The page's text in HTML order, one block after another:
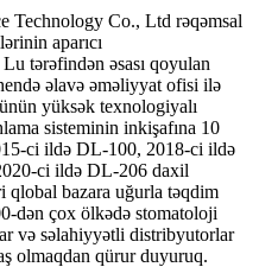
Technology Co., Ltd rəqəmsal
aparıcı
tərəfindən əsası qoyulan
əlavə əməliyyat ofisi ilə
yüksək texnologiyalı
sisteminin inkişafına 10
ci ildə DL-100, 2018-ci ildə
ci ildə DL-206 daxil
qlobal bazara uğurla təqdim
dən çox ölkədə stomatoloji
və səlahiyyətli distribyutorlar
olmaqdan qürur duyuruq.